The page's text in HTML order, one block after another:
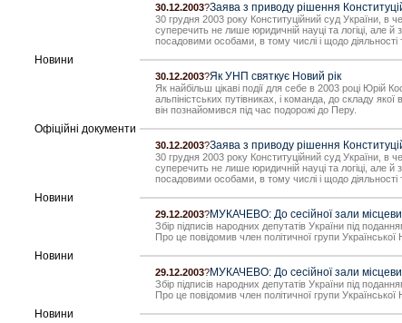
30.12.2003?Заява з приводу рішення
30 грудня 2003 року Конституційний суд України, в
суперечить не лише юридичній науці та логіці, але
посадовими особами, в тому числі і щодо
Новини
30.12.2003?Як УНП святкує Новий рік
Як найбільш цікаві події для себе в 2003 році Юрій
альпіністських путівниках, і команда, до складу
він познайомився під час подорожі до Перу.
Офіційні документи
30.12.2003?Заява з приводу рішення
30 грудня 2003 року Конституційний суд України, в
суперечить не лише юридичній науці та логіці, але
посадовими особами, в тому числі і щодо
Новини
29.12.2003?МУКАЧЕВО: До сесійної зали
Збір підписів народних депутатів України під
Про це повідомив член політичної групи
Новини
29.12.2003?МУКАЧЕВО: До сесійної зали
Збір підписів народних депутатів України під
Про це повідомив член політичної групи
Новини